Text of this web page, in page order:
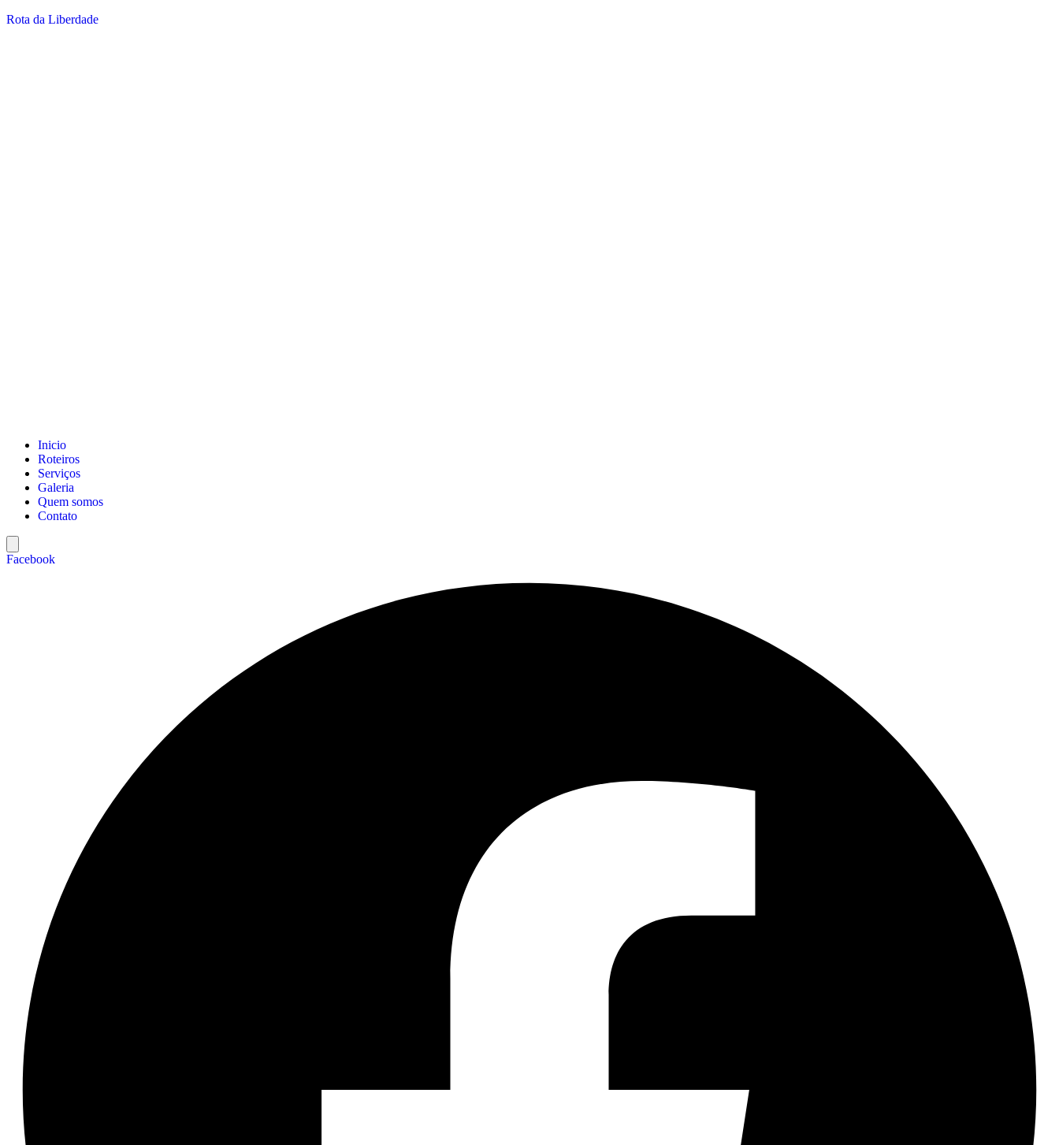
Rota da Liberdade
Inicio
Roteiros
Serviços
Galeria
Quem somos
Contato
de
alternância
Facebook